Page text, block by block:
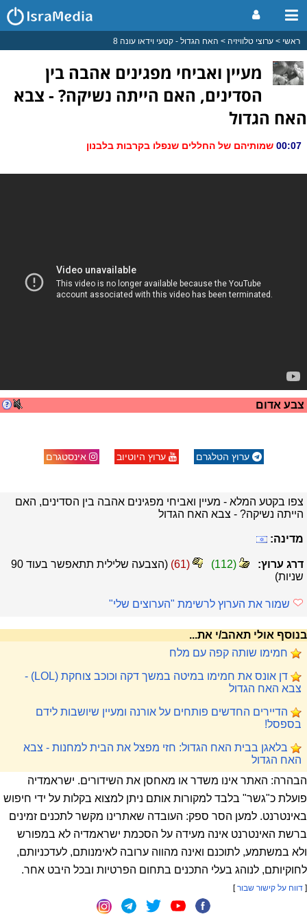
ראשי ערוצי טלוויזיה האח הגדול - קטעי וידאו עונה 8
מעיין ואביחי מפגינים אהבה בין
הסדינים, האם הייתה נשיקה? - צבא
האח הגדול
צבע אדום
ערוץ הטלגרם ערוץ היוטיוב אינסטגרם
צפו בקטע המלא - מעיין ואביחי מפגינים אהבה בין הסדינים, האם
הייתה נשיקה? - צבא האח הגדול
מדינה:
דרג ערוץ: (
112
)
(
61
) (הצבעה שלילית תתאפשר בעוד 90
שניות)
שמור את הערוץ לרשימת "הערוצים שלי"
בנוסף אולי תאהב/י את...
חמימו שותה קפה עם מלח
דן אונס את חמימו במיטה במשך דקה וכוכב צוחקת (LOL) -
צבא האח הגדול
הדיירים החדשים פותחים על אורנה ומעיין שיושבות לידם
בספסל!
בלאגן בבית האח הגדול: חזי מפצל את הבית למחנות - צבא
האח הגדול
הבהרה: האתר אינו משדר או מאחסן את השידורים. ישראמדיה
פועלת כ"גשר" בלבד למקורות אותם ניתן למצוא בקלות על ידי חיפוש
באינטרנט. למען הסר ספק: העובדה שאתרינו מקשר לתכנים זמינים
ברשת האינטרנט אינה מעידה על הסכמת ישראמדיה לא במפורש
ולא במשתמע, לתוכנם ואינה מהווה ערובה לאימנותם, לעדכניותם,
לחוקיותם, לנוהג בעלי התכנים בתחום הפרטיות ובכל היבט אחר.
[ דווח על קישור שבור]